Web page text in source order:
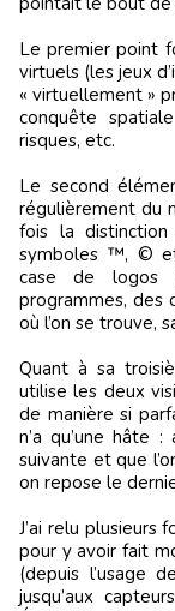
Le premier point
virtuels (les jeux
« virtuellement »
conquête
risques, etc.
Le second
régulièrement du
fois la
symboles ™, © et
case de logos
programmes, des
où l’on se trouve,
Quant à sa
utilise les deux
de manière si
n’a qu’une hâte
suivante et que
on repose le
J’ai relu plusieurs
pour y avoir fait
(depuis l’usage
jusqu’aux